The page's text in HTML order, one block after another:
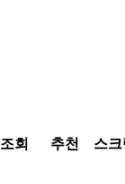
조회 추천 스